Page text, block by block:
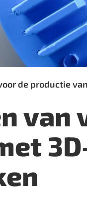
de productie
van